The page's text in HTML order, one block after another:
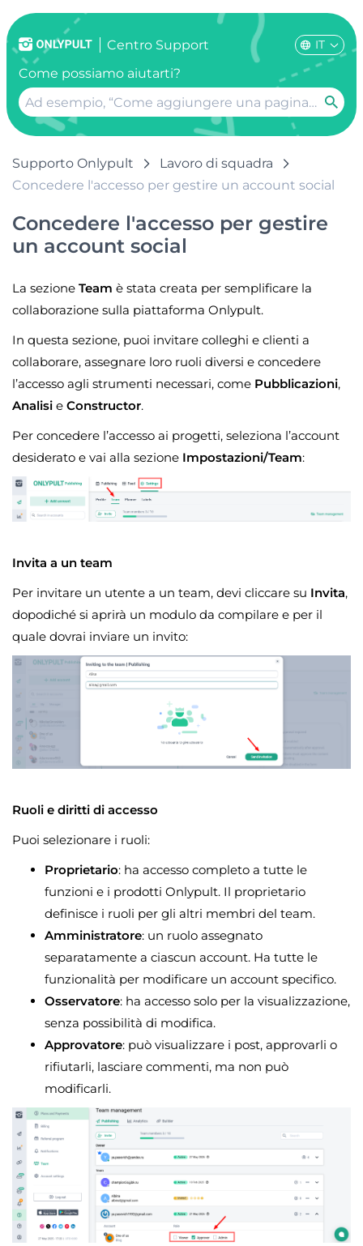
Centro Support IT
Come possiamo aiutarti?
Supporto Onlypult
Lavoro di squadra
Concedere l'accesso per gestire un account social
Concedere l'accesso per gestire
un account social
La sezione Team è stata creata per semplificare la
collaborazione sulla piattaforma Onlypult.
In questa sezione, puoi invitare colleghi e clienti a
collaborare, assegnare loro ruoli diversi e concedere
l’accesso agli strumenti necessari, come Pubblicazioni,
Analisi e Constructor.
Per concedere l’accesso ai progetti, seleziona l’account
desiderato e vai alla sezione Impostazioni/Team:
Invita a un team
Per invitare un utente a un team, devi cliccare su Invita,
dopodiché si aprirà un modulo da compilare e per il
quale dovrai inviare un invito:
Ruoli e diritti di accesso
Puoi selezionare i ruoli:
Proprietario: ha accesso completo a tutte le
funzioni e i prodotti Onlypult. Il proprietario
definisce i ruoli per gli altri membri del team.
Amministratore: un ruolo assegnato
separatamente a ciascun account. Ha tutte le
funzionalità per modificare un account specifico.
Osservatore: ha accesso solo per la visualizzazione,
senza possibilità di modifica.
Approvatore: può visualizzare i post, approvarli o
rifiutarli, lasciare commenti, ma non può
modificarli.